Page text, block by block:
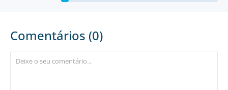
Comentários (0)